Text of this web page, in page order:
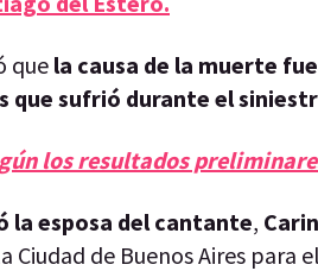
que la causa de la muerte
que sufrió durante el
los resultados
la esposa del cantante,
Ciudad de Buenos Aires para